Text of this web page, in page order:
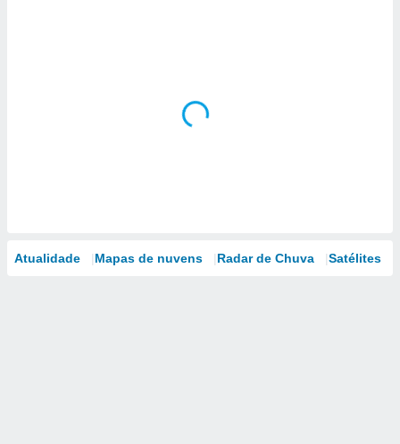
Atualidade Mapas de nuvens Radar de Chuva Satélites